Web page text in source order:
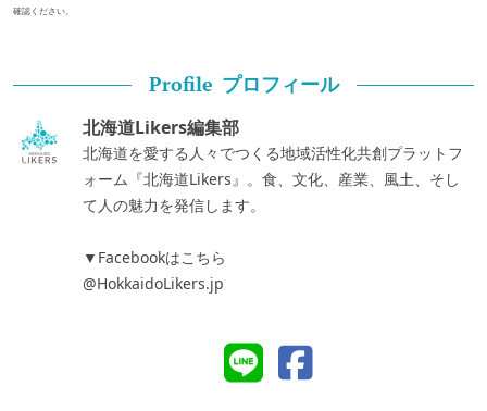
確認ください。
Profile プロフィール
北海道Likers編集部
北海道を愛する人々でつくる地域活性化共創プラットフ
ォーム『北海道Likers』。食、文化、産業、風土、そし
て人の魅力を発信します。
▼Facebookはこちら
@HokkaidoLikers.jp